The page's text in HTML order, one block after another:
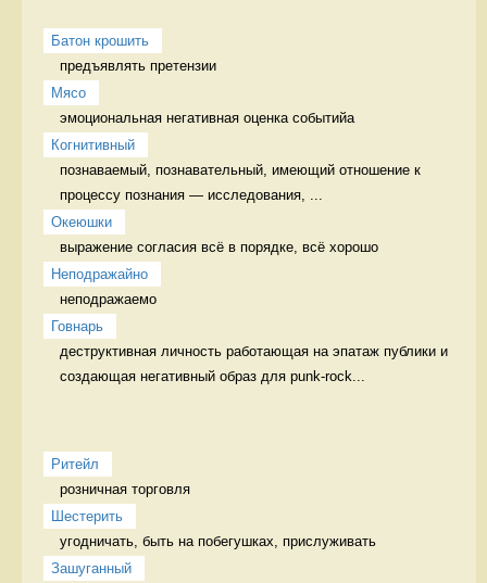
Батон крошить
предъявлять претензии
Мясо
эмоциональная негативная оценка событийа
Когнитивный
познаваемый, познавательный, имеющий отношение к
процессу познания — исследования, ...
Океюшки
выражение согласия всё в порядке, всё хорошо
Неподражайно
неподражаемо
Говнарь
деструктивная личность работающая на эпатаж публики и
создающая негативный образ для punk-rock...
Ритейл
розничная торговля
Шестерить
угодничать, быть на побегушках, прислуживать
Зашуганный